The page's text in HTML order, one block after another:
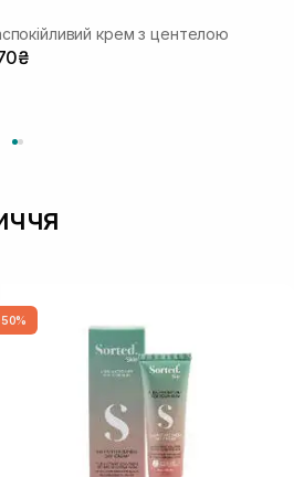
крем з центелою